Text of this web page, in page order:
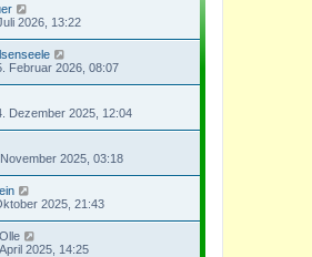
2026, 13:22
Februar 2026, 08:07
Dezember 2025, 12:04
2025, 03:18
2025, 21:43
2025, 14:25